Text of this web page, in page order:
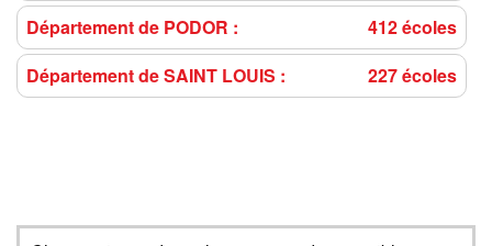
Département de PODOR :
412 écoles
Département de SAINT LOUIS :
227 écoles